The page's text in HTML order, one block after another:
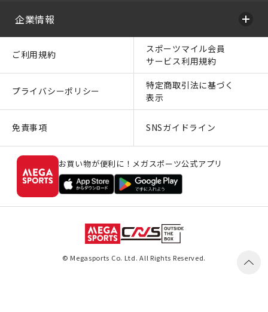
企業情報
ご利用規約
スポーツマイル会員
サービス利用規約
プライバシーポリシー
特定商取引法に基づく
表示
免責事項 SNSガイドライン
お買い物が便利に！メガスポーツ公式アプリ
© Megasports Co. Ltd. All Rights Reserved.